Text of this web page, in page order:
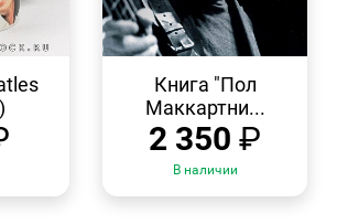
ПРОСМОТР
Книга "Пол
Маккартни...
2 350 ₽
В наличии